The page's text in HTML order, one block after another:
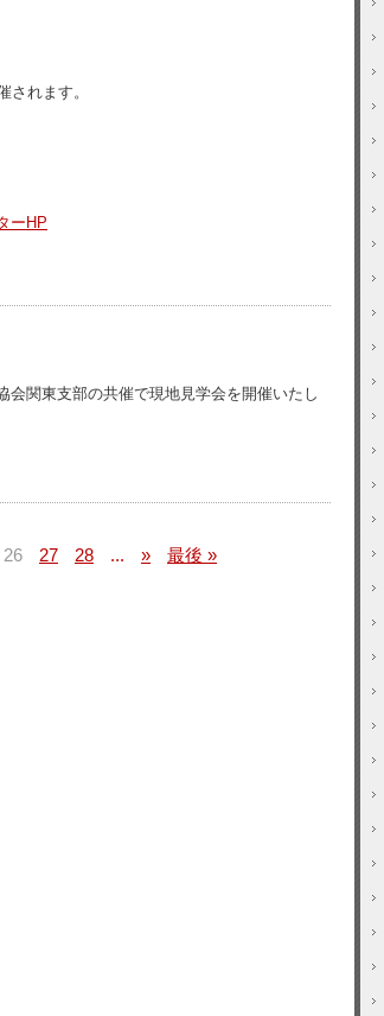
されます。
ーHP
会関東支部の共催で現地見学会を開催いたし
26 27 28 ... » 最後 »